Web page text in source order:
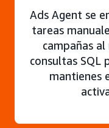
Ads Agent se
tareas
campañas
consultas SQL
mantienes